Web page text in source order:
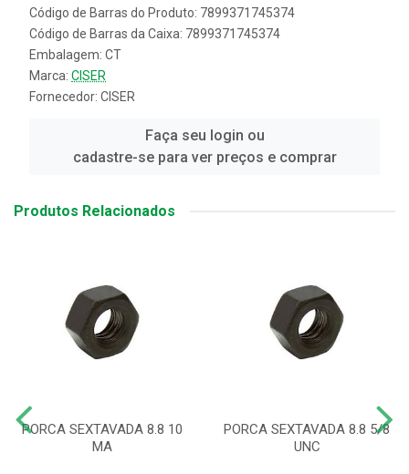
Código de Barras do Produto: 7899371745374
Código de Barras da Caixa: 7899371745374
Embalagem: CT
Marca: CISER
Fornecedor: CISER
Faça seu login ou
cadastre-se para ver preços e comprar
Produtos Relacionados
PORCA SEXTAVADA 8.8 10
MA
PORCA SEXTAVADA 8.8 5/8
UNC